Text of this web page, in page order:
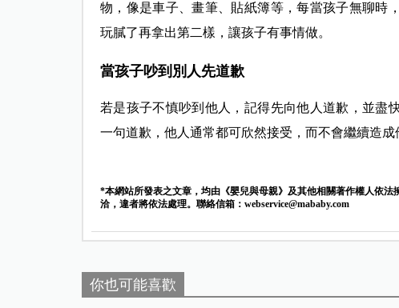
物，像是車子、畫筆、貼紙簿等，每當孩子無聊時
玩膩了再拿出第二樣，讓孩子有事情做。
當孩子吵到別人先道歉
若是孩子不慎吵到他人，記得先向他人道歉，並盡
一句道歉，他人通常都可欣然接受，而不會繼續造成
*本網站所發表之文章，均由《嬰兒與母親》及其他相關著作權人依
洽，違者將依法處理。聯絡信箱： webservice@mababy.com
你也可能喜歡